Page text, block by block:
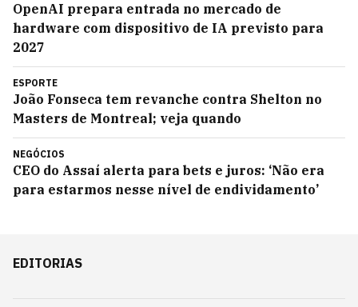
OpenAI prepara entrada no mercado de
hardware com dispositivo de IA previsto para
2027
ESPORTE
João Fonseca tem revanche contra Shelton no
Masters de Montreal; veja quando
NEGÓCIOS
CEO do Assaí alerta para bets e juros: ‘Não era
para estarmos nesse nível de endividamento’
EDITORIAS